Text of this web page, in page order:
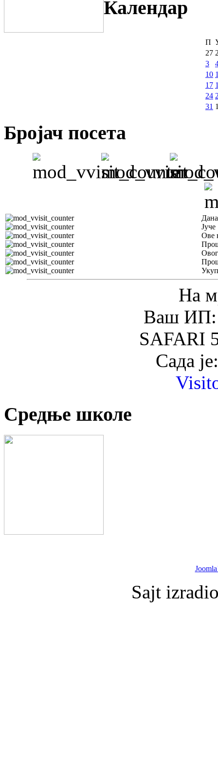
Календар
П
27
3
10
17
24
31
Бројач посета
Јуче
Ове
На
Ваш ИП:
SAFARI
Сада
Средње школе
Sajt